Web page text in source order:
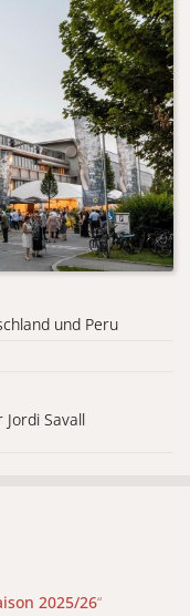
und Peru
Savall
2025/26“